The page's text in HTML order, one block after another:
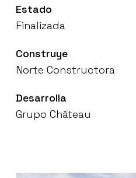
Estado
Finalizada
Construye
Norte Constructora
Desarrolla
Grupo Château